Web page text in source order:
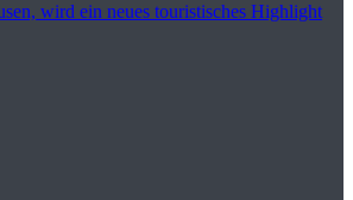
wird ein neues touristisches Highlight